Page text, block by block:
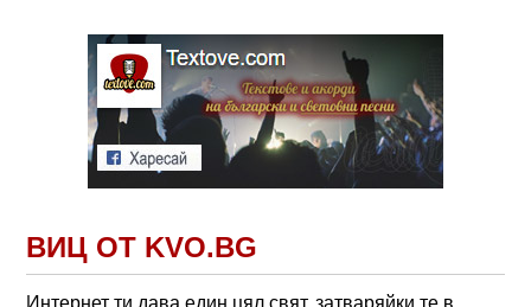
ВИЦ ОТ KVO.BG
Интернет ти дава един цял свят, затваряйки те в